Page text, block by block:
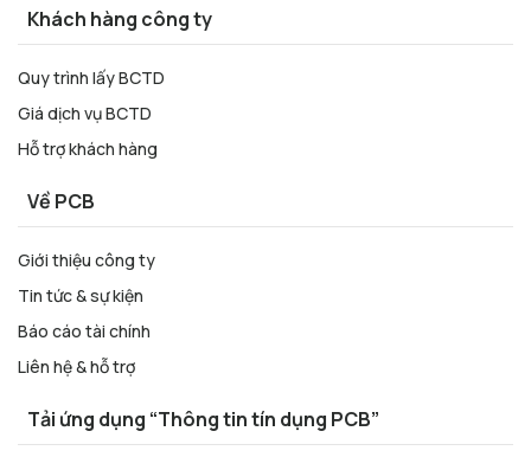
Khách hàng công ty
Quy trình lấy BCTD
Giá dịch vụ BCTD
Hỗ trợ khách hàng
Về PCB
Giới thiệu công ty
Tin tức & sự kiện
Báo cáo tài chính
Liên hệ & hỗ trợ
Tải ứng dụng “Thông tin tín dụng PCB”